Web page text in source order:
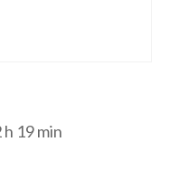
19 min